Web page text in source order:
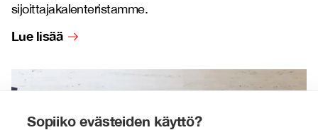
Sopiiko evästeiden käyttö?
sijoittajakalenteristamme.
Lue lisää